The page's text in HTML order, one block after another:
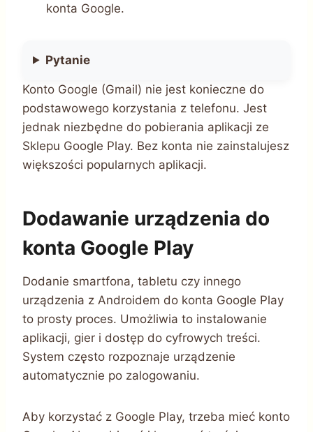
konta Google.
Pytanie
Konto Google (Gmail) nie jest konieczne do
podstawowego korzystania z telefonu. Jest
jednak niezbędne do pobierania aplikacji ze
Sklepu Google Play. Bez konta nie zainstalujesz
większości popularnych aplikacji.
Dodawanie urządzenia do
konta Google Play
Dodanie smartfona, tabletu czy innego
urządzenia z Androidem do konta Google Play
to prosty proces. Umożliwia to instalowanie
aplikacji, gier i dostęp do cyfrowych treści.
System często rozpoznaje urządzenie
automatycznie po zalogowaniu.
Aby korzystać z Google Play, trzeba mieć konto